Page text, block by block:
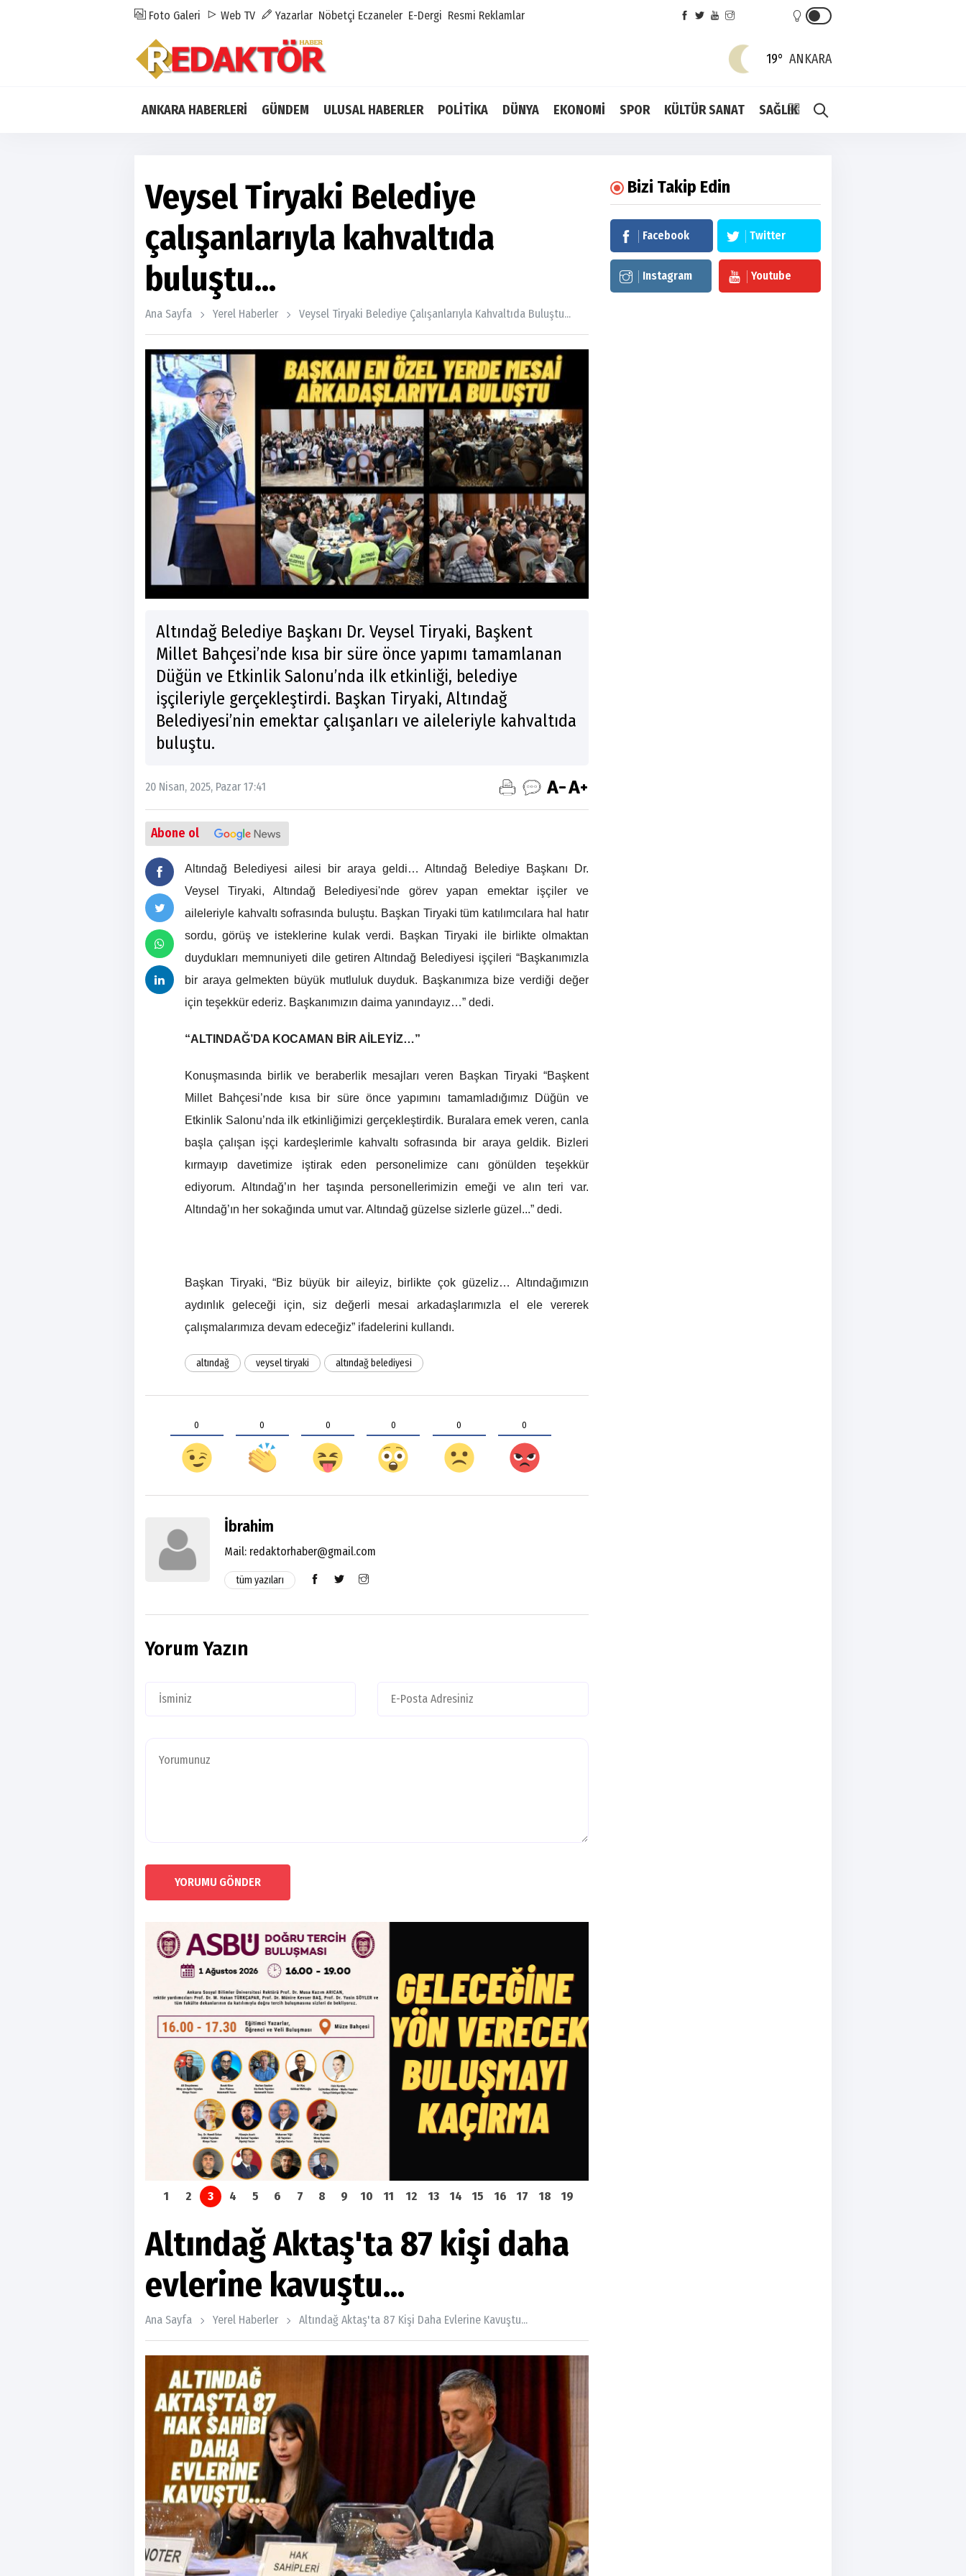
Foto Galeri Web TV Yazarlar Nöbetçi Eczaneler E-Dergi Resmi Reklamlar
19° ANKARA
ANKARA HABERLERİ GÜNDEM ULUSAL HABERLER POLİTİKA DÜNYA EKONOMİ SPOR KÜLTÜR SANAT SAĞLIK
Veysel Tiryaki Belediye
çalışanlarıyla kahvaltıda
buluştu...
Ana Sayfa Yerel Haberler Veysel Tiryaki Belediye Çalışanlarıyla Kahvaltıda Buluştu...
Altındağ Belediye Başkanı Dr. Veysel Tiryaki, Başkent
Millet Bahçesi’nde kısa bir süre önce yapımı tamamlanan
Düğün ve Etkinlik Salonu’nda ilk etkinliği, belediye
işçileriyle gerçekleştirdi. Başkan Tiryaki, Altındağ
Belediyesi’nin emektar çalışanları ve aileleriyle kahvaltıda
buluştu.
20 Nisan, 2025, Pazar 17:41
Abone ol
Altındağ Belediyesi ailesi bir araya geldi… Altındağ Belediye Başkanı Dr.
Veysel Tiryaki, Altındağ Belediyesi'nde görev yapan emektar işçiler ve
aileleriyle kahvaltı sofrasında buluştu. Başkan Tiryaki tüm katılımcılara hal hatır
sordu, görüş ve isteklerine kulak verdi. Başkan Tiryaki ile birlikte olmaktan
duydukları memnuniyeti dile getiren Altındağ Belediyesi işçileri “Başkanımızla
bir araya gelmekten büyük mutluluk duyduk. Başkanımıza bize verdiği değer
için teşekkür ederiz. Başkanımızın daima yanındayız…” dedi.
“ALTINDAĞ’DA KOCAMAN BİR AİLEYİZ…”
Konuşmasında birlik ve beraberlik mesajları veren Başkan Tiryaki “Başkent
Millet Bahçesi’nde kısa bir süre önce yapımını tamamladığımız Düğün ve
Etkinlik Salonu’nda ilk etkinliğimizi gerçekleştirdik. Buralara emek veren, canla
başla çalışan işçi kardeşlerimle kahvaltı sofrasında bir araya geldik. Bizleri
kırmayıp davetimize iştirak eden personelimize canı gönülden teşekkür
ediyorum. Altındağ’ın her taşında personellerimizin emeği ve alın teri var.
Altındağ’ın her sokağında umut var. Altındağ güzelse sizlerle güzel...” dedi.
Başkan Tiryaki, “Biz büyük bir aileyiz, birlikte çok güzeliz… Altındağımızın
aydınlık geleceği için, siz değerli mesai arkadaşlarımızla el ele vererek
çalışmalarımıza devam edeceğiz” ifadelerini kullandı.
altındağ veysel tiryaki altındağ belediyesi
0 0 0 0 0 0
İbrahim
Mail: redaktorhaber@gmail.com
tüm yazıları
Yorum Yazın
YORUMU GÖNDER
1 2 3 4 5 6 7 8 9 10 11 12 13 14 15 16 17 18 19
Altındağ Aktaş'ta 87 kişi daha
evlerine kavuştu...
Ana Sayfa Yerel Haberler Altındağ Aktaş'ta 87 Kişi Daha Evlerine Kavuştu...
Bizi Takip Edin
Facebook Twitter
Instagram Youtube